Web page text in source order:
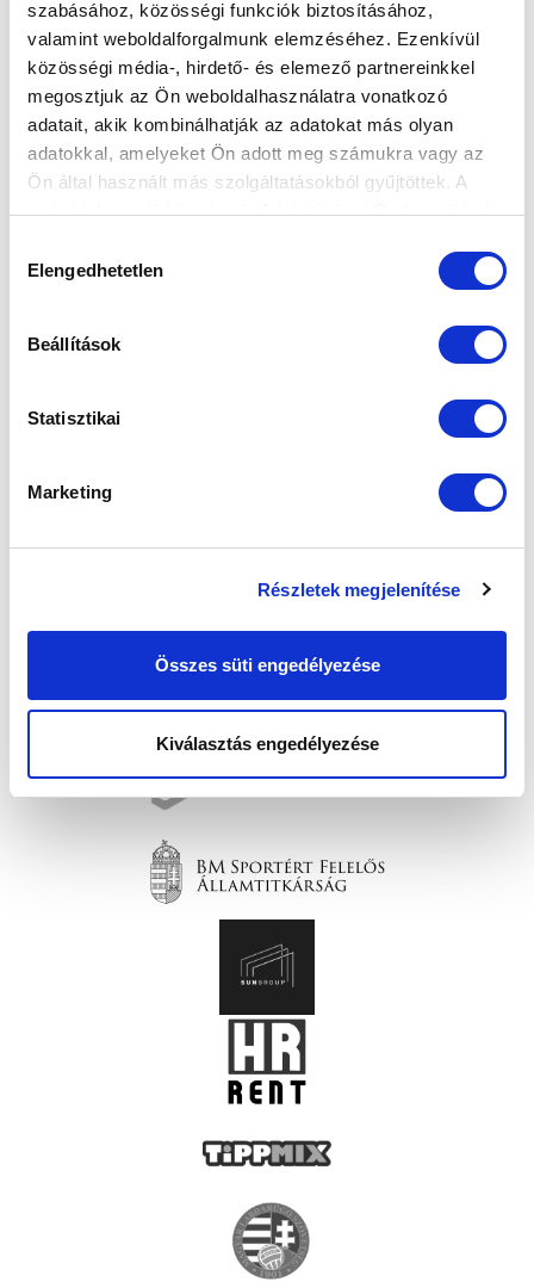
szabásához, közösségi funkciók biztosításához,
valamint weboldalforgalmunk elemzéséhez. Ezenkívül
közösségi média-, hirdető- és elemező partnereinkkel
megosztjuk az Ön weboldalhasználatra vonatkozó
adatait, akik kombinálhatják az adatokat más olyan
adatokkal, amelyeket Ön adott meg számukra vagy az
Ön által használt más szolgáltatásokból gyűjtöttek. A
weboldalon való böngészés folytatásával Ön hozzájárul a
kiválasztása
Elengedhetetlen
Beállítások
Statisztikai
Marketing
Részletek megjelenítése
Összes süti engedélyezése
Kiválasztás engedélyezése
Elfogadom azAdatvédelmi tájékoztatót!
FELIRATKOZOM